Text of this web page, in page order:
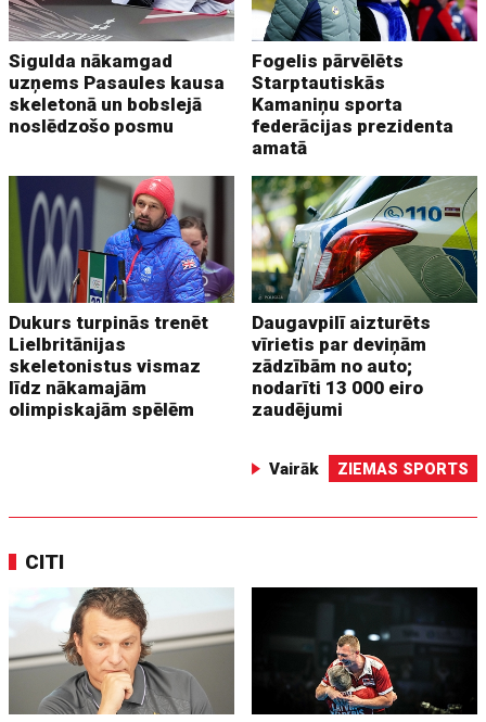
Sigulda nākamgad
uzņems Pasaules kausa
skeletonā un bobslejā
noslēdzošo posmu
Fogelis pārvēlēts
Starptautiskās
Kamaniņu sporta
federācijas prezidenta
amatā
Dukurs turpinās trenēt
Lielbritānijas
skeletonistus vismaz
līdz nākamajām
olimpiskajām spēlēm
Daugavpilī aizturēts
vīrietis par deviņām
zādzībām no auto;
nodarīti 13 000 eiro
zaudējumi
Vairāk ZIEMAS SPORTS
CITI